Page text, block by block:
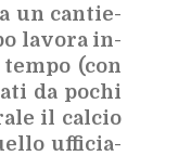
un can­tie­
la­vo­ra in­
(con
da po­chi
il cal­cio
uf­fi­cia­